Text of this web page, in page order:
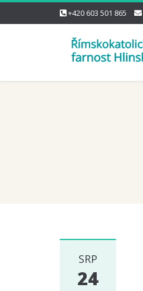
+420 603 501 865
SRP
24